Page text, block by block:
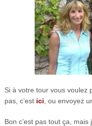
Si à votre tour vous voulez
pas, c’est ici , ou envoyez
Bon c’est pas tout ça,